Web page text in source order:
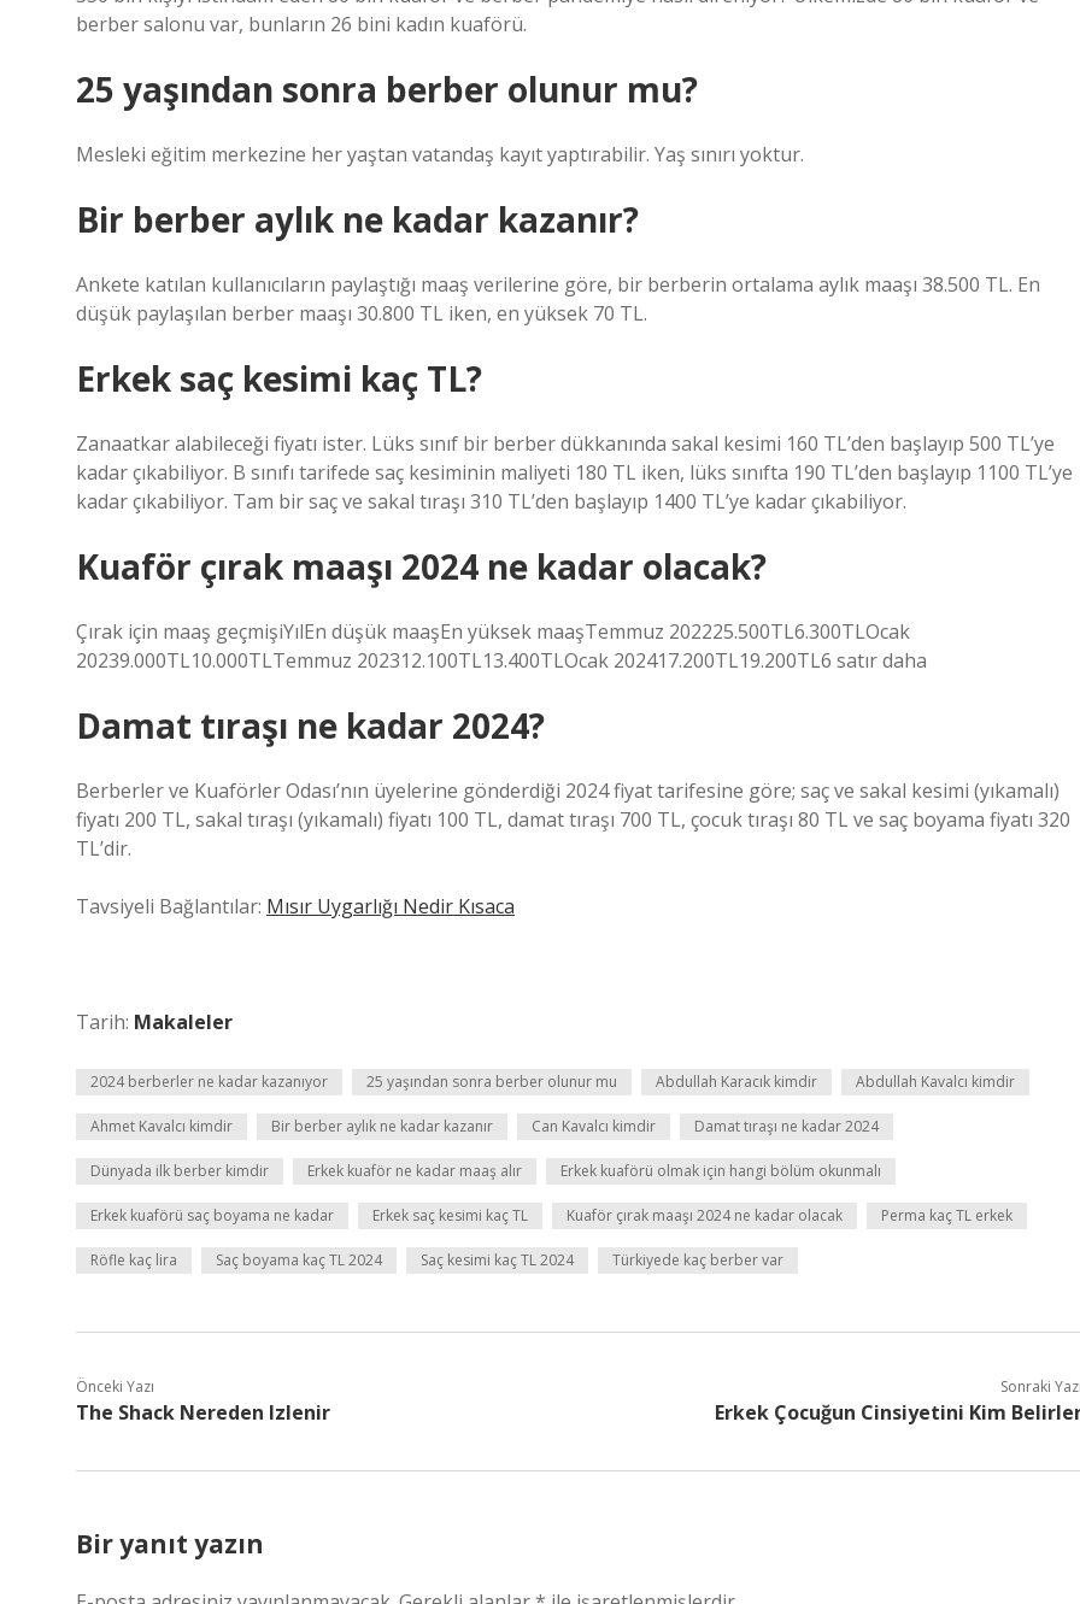
berber salonu var, bunların 26 bini kadın kuaförü.
25 yaşından sonra berber olunur mu?
Mesleki eğitim merkezine her yaştan vatandaş kayıt yaptırabilir. Yaş sınırı yoktur.
Bir berber aylık ne kadar kazanır?
Ankete katılan kullanıcıların paylaştığı maaş verilerine göre, bir berberin ortalama aylık maaşı 38.500 TL. En
düşük paylaşılan berber maaşı 30.800 TL iken, en yüksek 70 TL.
Erkek saç kesimi kaç TL?
Zanaatkar alabileceği fiyatı ister. Lüks sınıf bir berber dükkanında sakal kesimi 160 TL’den başlayıp 500 TL’ye
kadar çıkabiliyor. B sınıfı tarifede saç kesiminin maliyeti 180 TL iken, lüks sınıfta 190 TL’den başlayıp 1100 TL’ye
kadar çıkabiliyor. Tam bir saç ve sakal tıraşı 310 TL’den başlayıp 1400 TL’ye kadar çıkabiliyor.
Kuaför çırak maaşı 2024 ne kadar olacak?
Çırak için maaş geçmişiYılEn düşük maaşEn yüksek maaşTemmuz 202225.500TL6.300TLOcak
20239.000TL10.000TLTemmuz 202312.100TL13.400TLOcak 202417.200TL19.200TL6 satır daha
Damat tıraşı ne kadar 2024?
Berberler ve Kuaförler Odası’nın üyelerine gönderdiği 2024 fiyat tarifesine göre; saç ve sakal kesimi (yıkamalı)
fiyatı 200 TL, sakal tıraşı (yıkamalı) fiyatı 100 TL, damat tıraşı 700 TL, çocuk tıraşı 80 TL ve saç boyama fiyatı 320
TL’dir.
Tavsiyeli Bağlantılar: Mısır Uygarlığı Nedir Kısaca
Tarih: Makaleler
2024 berberler ne kadar kazanıyor 25 yaşından sonra berber olunur mu Abdullah Karacık kimdir Abdullah Kavalcı kimdir
Ahmet Kavalcı kimdir Bir berber aylık ne kadar kazanır Can Kavalcı kimdir Damat tıraşı ne kadar 2024
Dünyada ilk berber kimdir Erkek kuaför ne kadar maaş alır Erkek kuaförü olmak için hangi bölüm okunmalı
Erkek kuaförü saç boyama ne kadar Erkek saç kesimi kaç TL Kuaför çırak maaşı 2024 ne kadar olacak Perma kaç TL erkek
Röfle kaç lira Saç boyama kaç TL 2024 Saç kesimi kaç TL 2024 Türkiyede kaç berber var
Önceki Yazı
The Shack Nereden Izlenir
Sonraki Yazı
Erkek Çocuğun Cinsiyetini Kim
Bir yanıt yazın